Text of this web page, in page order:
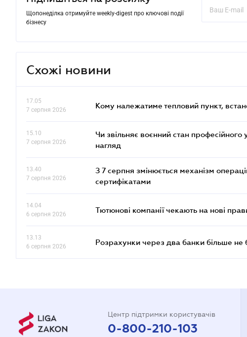
Щопонеділка отримуйте weekly-digest про ключові події
бізнесу
Схожі новини
17.05
7 серпня 2026
Кому належатиме тепловий пункт,
15.10
7 серпня 2026
Чи звільняє воєнний стан
нагляд
13.40
7 серпня 2026
З 7 серпня змінюється механізм
сертифікатами
14.04
6 серпня 2026
Тютюнові компанії чекають на нові
13.13
6 серпня 2026
Розрахунки через два банки більше не
Центр підтримки користувачів
0-800-210-103